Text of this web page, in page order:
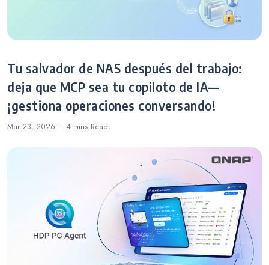
Tu salvador de NAS después del trabajo:
deja que MCP sea tu copiloto de IA—
¡gestiona operaciones conversando!
Mar 23, 2026 4 mins Read